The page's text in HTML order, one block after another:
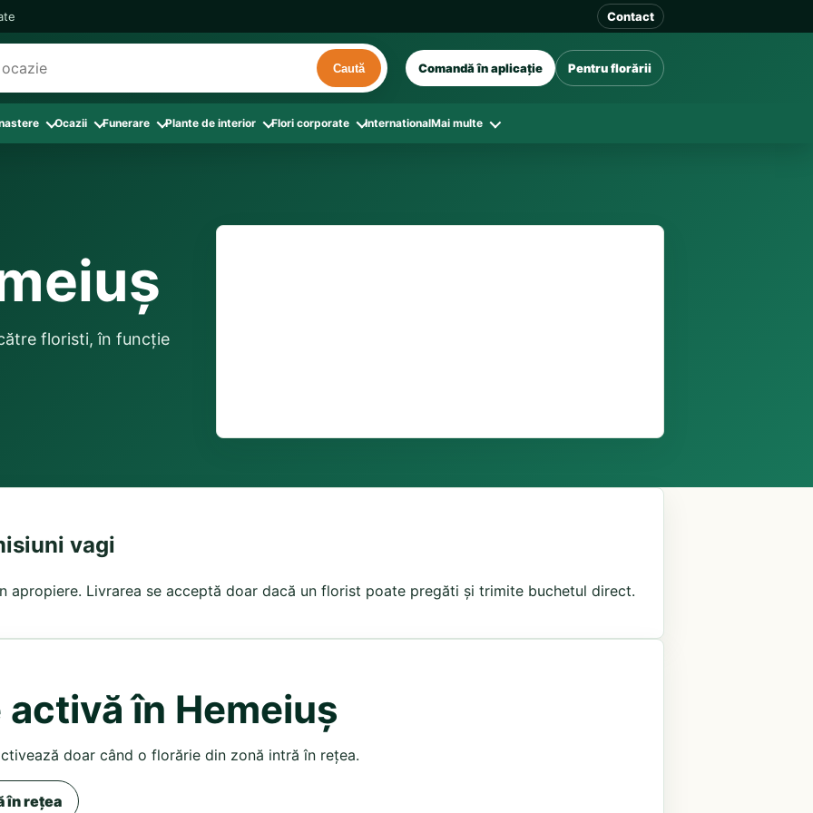
Contact
Caută Comandă în aplicație Pentru florării
interior
rosii
Mama
Prieteni
Ocazii
Flori nou-nascut si botez
Flori pentru aniversari
Flori Pur si simplu
Onomastica
Funerare
Buchete funerare
Flori de Luminatie
Jerbe funerare
Plante de interior
flori
Flori corporate InternationalMai multe
Flori de Florii
Flori de Paste
Flori de primavara
floristi, în funcție
vagi
apropiere. Livrarea se acceptă doar dacă un florist poate pregăti și trimite buchetul direct.
în Hemeiuș
doar când o florărie din zonă intră în rețea.
în rețea